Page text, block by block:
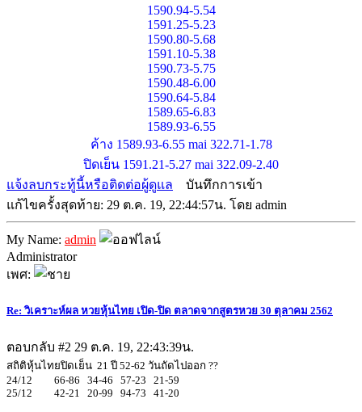
1590.94-5.54
1591.25-5.23
1590.80-5.68
1591.10-5.38
1590.73-5.75
1590.48-6.00
1590.64-5.84
1589.65-6.83
1589.93-6.55
ค้าง 1589.93-6.55 mai 322.71-1.78
ปิดเย็น 1591.21-5.27 mai 322.09-2.40
แจ้งลบกระทู้นี้หรือติดต่อผู้ดูแล
บันทึกการเข้า
แก้ไขครั้งสุดท้าย: 29 ต.ค. 19, 22:44:57น. โดย admin
My Name: admin
Administrator
เพศ:
Re: วิเคราะห์ผล หวยหุ้นไทย เปิด-ปิด ตลาดจากสูตรหวย 30 ตุลาคม 2562
ตอบกลับ #2 29 ต.ค. 19, 22:43:39น.
สถิติหุ้นไทยปิดเย็น 21 ปี 52-62 วันถัดไปออก ??
24/12 66-86 34-46 57-23 21-59
25/12 42-21 20-99 94-73 41-20